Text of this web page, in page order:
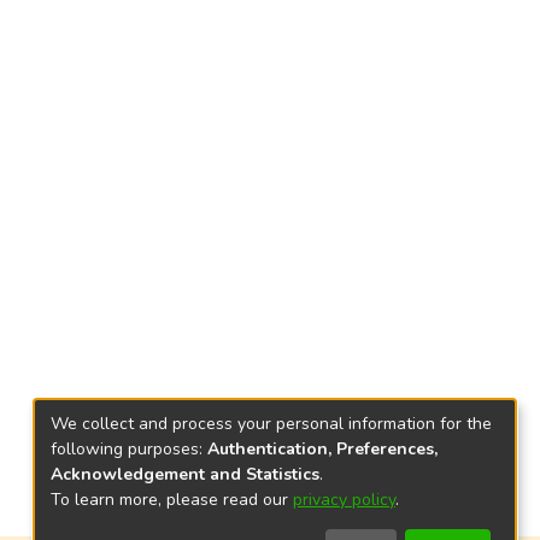
We collect and process your personal information for the
following purposes: Authentication, Preferences,
Acknowledgement and Statistics.
To learn more, please read our privacy policy.